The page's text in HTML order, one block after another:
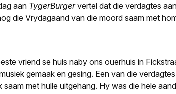
aan TygerBurgervertel dat die verdagtes
die Vrydagaand van die moord saam met
vriend se huis naby ons ouerhuis in
gemaak en gesing. Een van die
met hulle uitgehang. Hy was die hele